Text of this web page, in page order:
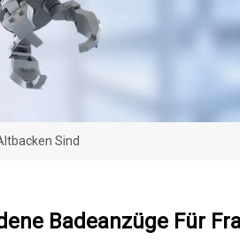
Sind
Badeanzüge Für